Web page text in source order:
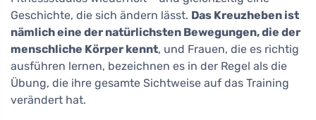
Geschichte, die sich ändern lässt. Das Kreuzheben ist
nämlich eine der natürlichsten Bewegungen, die der
menschliche Körper kennt, und Frauen, die es richtig
ausführen lernen, bezeichnen es in der Regel als die
Übung, die ihre gesamte Sichtweise auf das Training
verändert hat.